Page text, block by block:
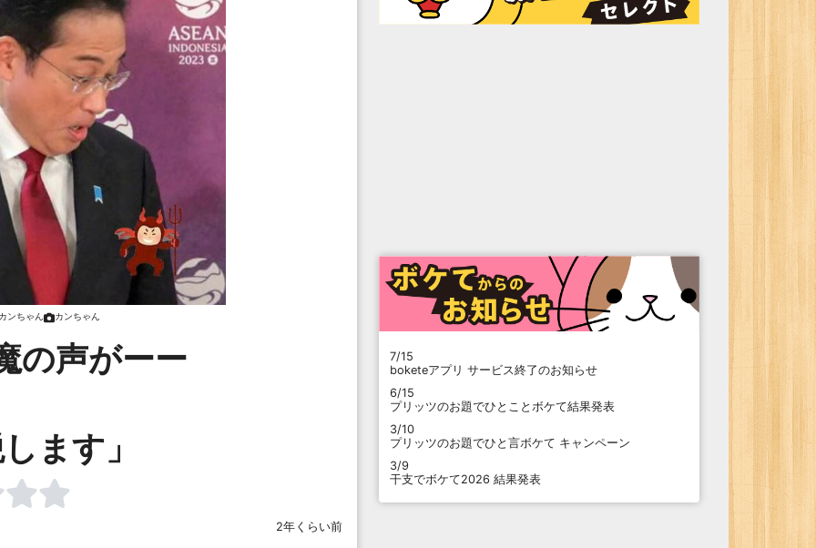
ンちゃん カンちゃん
の声がーー
ます」
2年くらい前
7/15
boketeアプリ サービス終了のお知らせ
6/15
プリッツのお題でひとことボケて結果発表
3/10
プリッツのお題でひと言ボケて キャンペーン
3/9
干支でボケて2026 結果発表